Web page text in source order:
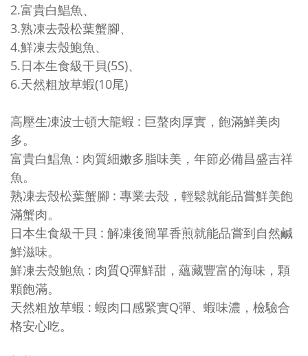
2.富貴白鯧魚、
3.熟凍去殼松葉蟹腳、
4.鮮凍去殼鮑魚、
5.日本生食級干貝(5S)、
6.天然粗放草蝦(10尾)
高壓生凍波士頓大龍蝦 : 巨螯肉厚實，飽滿鮮美肉
多。
富貴白鯧魚 : 肉質細嫩多脂味美，年節必備昌盛吉祥
魚。
熟凍去殼松葉蟹腳 : 專業去殼，輕鬆就能品嘗鮮美飽
滿蟹肉。
日本生食級干貝 : 解凍後簡單香煎就能品嘗到自然鹹
鮮滋味。
鮮凍去殼鮑魚 : 肉質Q彈鮮甜，蘊藏豐富的海味，顆
顆飽滿。
天然粗放草蝦 : 蝦肉口感緊實Q彈、蝦味濃，檢驗合
格安心吃。